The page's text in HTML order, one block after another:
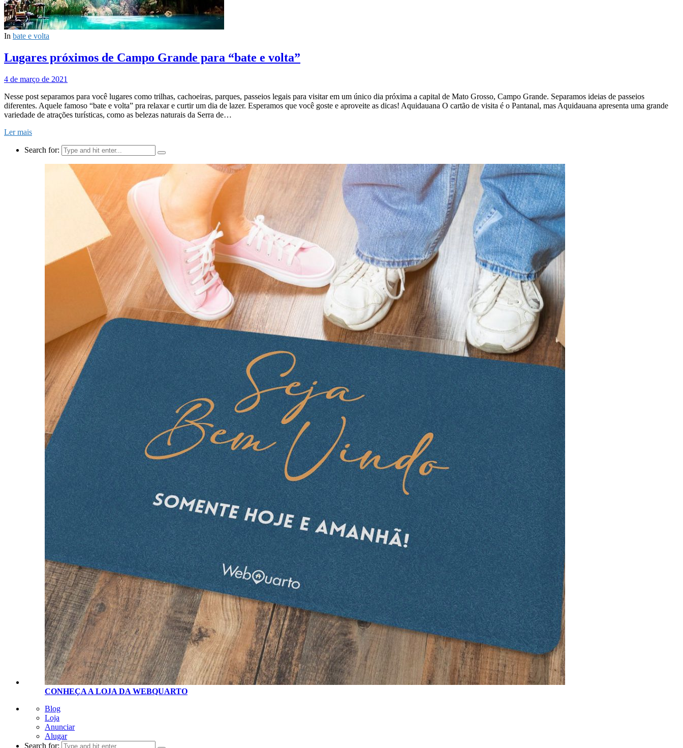
In bate e volta
Lugares próximos de Campo Grande para “bate e volta”
4 de março de 2021
Nesse post separamos para você lugares como trilhas, cachoeiras, parques, passeios legais para visitar em um único dia próxima a capital de Mato Grosso, Campo Grande. Separamos ideias de passeios
diferentes. Aquele famoso “bate e volta” pra relaxar e curtir um dia de lazer. Esperamos que você goste e aproveite as dicas! Aquidauana O cartão de visita é o Pantanal, mas Aquidauana apresenta uma grande
variedade de atrações turísticas, como as belezas naturais da Serra de…
Ler mais
Search for:
CONHEÇA A LOJA DA WEBQUARTO
Blog
Loja
Anunciar
Alugar
Search for: